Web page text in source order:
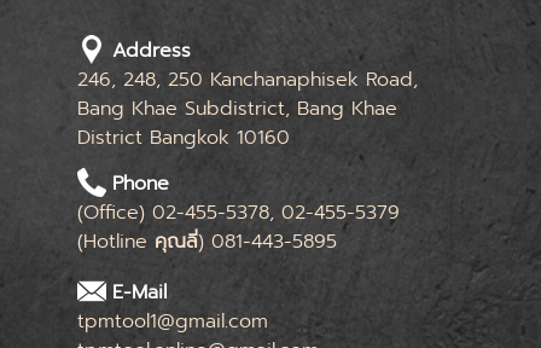
Address
246, 248, 250 Kanchanaphisek Road,
Bang Khae Subdistrict, Bang Khae
District Bangkok 10160
Phone
(Office) 02-455-5378, 02-455-5379
(Hotline คุณลี่) 081-443-5895
E-Mail
tpmtool1@gmail.com